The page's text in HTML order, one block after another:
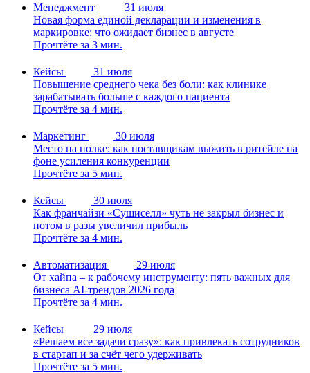
Менеджмент
31 июля
Новая форма единой декларации и изменения в
маркировке: что ожидает бизнес в августе
Прочтёте за 3 мин.
Кейсы
31 июля
Повышение среднего чека без боли: как клинике
зарабатывать больше с каждого пациента
Прочтёте за 4 мин.
Маркетинг
30 июля
Место на полке: как поставщикам выжить в ритейле на
фоне усиления конкуренции
Прочтёте за 5 мин.
Кейсы
30 июля
Как франчайзи «Сушиселл» чуть не закрыл бизнес и
потом в разы увеличил прибыль
Прочтёте за 4 мин.
Автоматизация
29 июля
От хайпа – к рабочему инструменту: пять важных для
бизнеса AI-трендов 2026 года
Прочтёте за 4 мин.
Кейсы
29 июля
«Решаем все задачи сразу»: как привлекать сотрудников
в стартап и за счёт чего удерживать
Прочтёте за 5 мин.